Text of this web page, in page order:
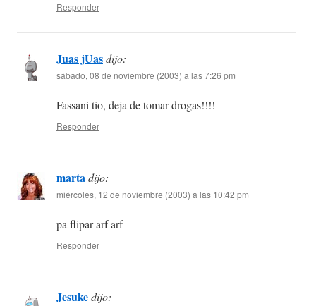
Responder
Juas jUasdijo:
sábado, 08 de noviembre (2003) a las 7:26 pm
Fassani tio, deja de tomar drogas!!!!
Responder
martadijo:
miércoles, 12 de noviembre (2003) a las 10:42 pm
pa flipar arf arf
Responder
Jesukedijo: